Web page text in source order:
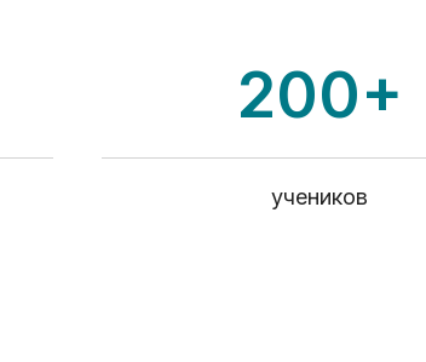
200+
учеников